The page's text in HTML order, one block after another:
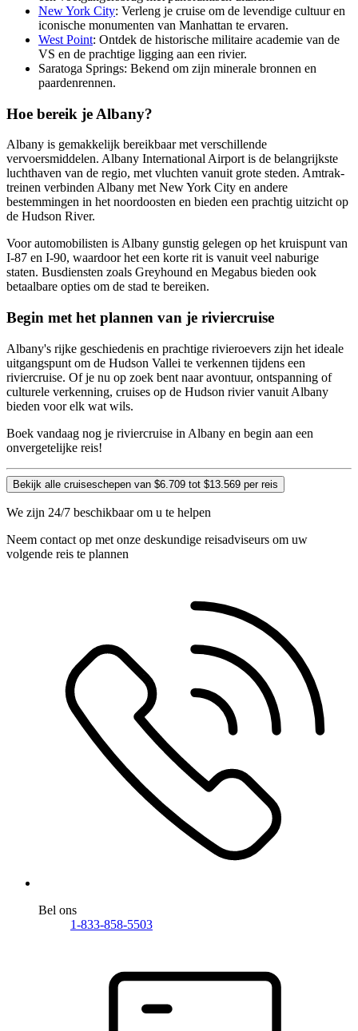
New York City: Verleng je cruise om de levendige cultuur en
iconische monumenten van Manhattan te ervaren.
West Point: Ontdek de historische militaire academie van de
VS en de prachtige ligging aan een rivier.
Saratoga Springs: Bekend om zijn minerale bronnen en
paardenrennen.
Hoe bereik je Albany?
Albany is gemakkelijk bereikbaar met verschillende
vervoersmiddelen. Albany International Airport is de belangrijkste
luchthaven van de regio, met vluchten vanuit grote steden. Amtrak-
treinen verbinden Albany met New York City en andere
bestemmingen in het noordoosten en bieden een prachtig uitzicht op
de Hudson River.
Voor automobilisten is Albany gunstig gelegen op het kruispunt van
I-87 en I-90, waardoor het een korte rit is vanuit veel naburige
staten. Busdiensten zoals Greyhound en Megabus bieden ook
betaalbare opties om de stad te bereiken.
Begin met het plannen van je riviercruise
Albany's rijke geschiedenis en prachtige rivieroevers zijn het ideale
uitgangspunt om de Hudson Vallei te verkennen tijdens een
riviercruise. Of je nu op zoek bent naar avontuur, ontspanning of
culturele verkenning, cruises op de Hudson rivier vanuit Albany
bieden voor elk wat wils.
Boek vandaag nog je riviercruise in Albany en begin aan een
onvergetelijke reis!
Bekijk alle cruiseschepen van $6.709 tot $13.569 per reis
We zijn 24/7 beschikbaar om u te helpen
Neem contact op met onze deskundige reisadviseurs om uw
volgende reis te plannen
Bel ons
1-833-858-5503